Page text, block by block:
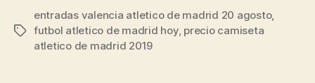
Etiquetas
entradas valencia atletico de madrid 20 agosto,
futbol atletico de madrid hoy, precio camiseta
atletico de madrid 2019